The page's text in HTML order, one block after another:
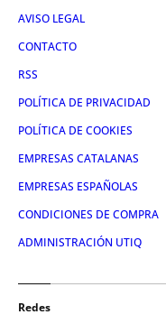
AVISO LEGAL
CONTACTO
RSS
POLÍTICA DE PRIVACIDAD
POLÍTICA DE COOKIES
EMPRESAS CATALANAS
EMPRESAS ESPAÑOLAS
CONDICIONES DE COMPRA
ADMINISTRACIÓN UTIQ
Redes